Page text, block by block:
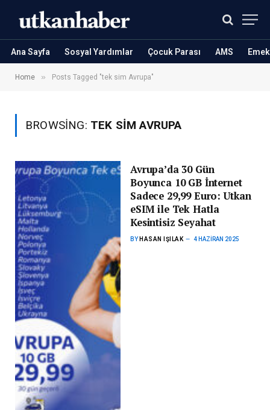
Ana Sayfa Sosyal Yardımlar Çocuk Parası AMS
Home » Posts Tagged "tek sim Avrupa"
BROWSING: TEK SIM AVRUPA
Avrupa’da 30 Gün
Boyunca 10 GB İnternet
Sadece 29,99 Euro: Utkan
eSIM ile Tek Hatla
Kesintisiz Seyahat
BY HASAN IŞILAK 4 HAZIRAN 2025